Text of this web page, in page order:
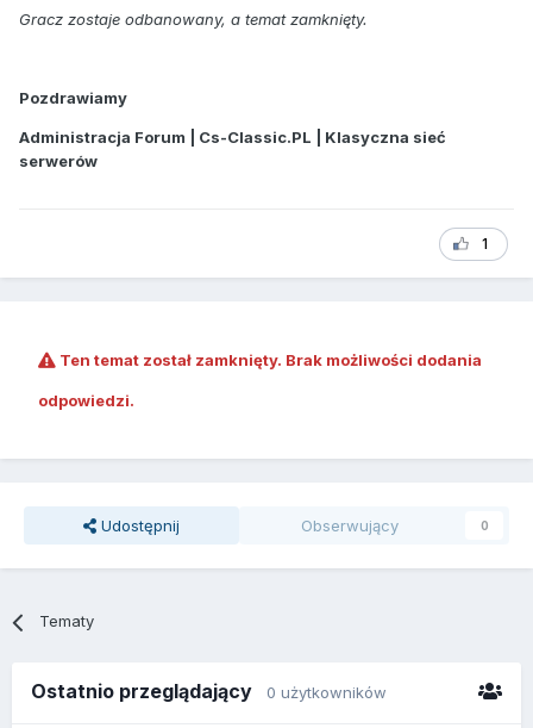
Gracz zostaje odbanowany, a temat zamknięty.
Pozdrawiamy
Administracja Forum | Cs-Classic.PL | Klasyczna sieć
serwerów
1
Ten temat został zamknięty. Brak możliwości dodania
odpowiedzi.
Udostępnij Obserwujący 0
Tematy
Ostatnio przeglądający 0 użytkowników